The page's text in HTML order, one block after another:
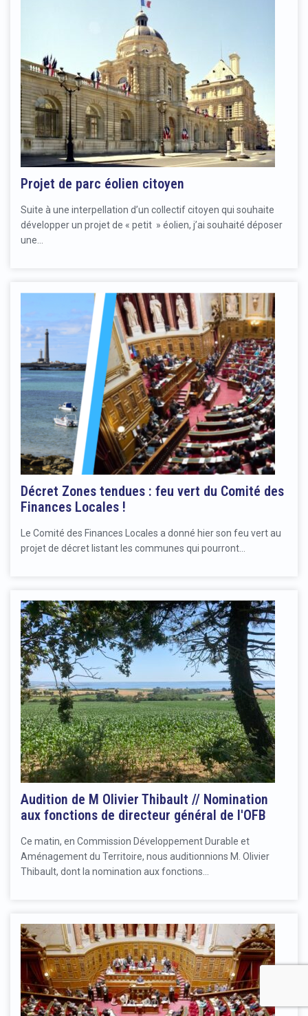
Projet de parc éolien citoyen
Suite à une interpellation d’un collectif citoyen qui souhaite
développer un projet de « petit » éolien, j’ai souhaité déposer
une…
Décret Zones tendues : feu vert du Comité des
Finances Locales !
Le Comité des Finances Locales a donné hier son feu vert au
projet de décret listant les communes qui pourront…
Audition de M Olivier Thibault // Nomination
aux fonctions de directeur général de l'OFB
Ce matin, en Commission Développement Durable et
Aménagement du Territoire, nous auditionnions M. Olivier
Thibault, dont la nomination aux fonctions…